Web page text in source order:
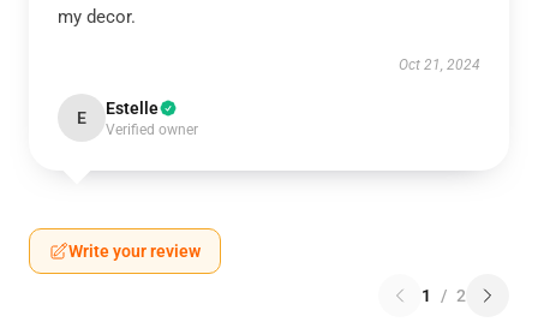
my decor.
Oct 21, 2024
E Estelle
Verified owner
Write your review
1 / 2